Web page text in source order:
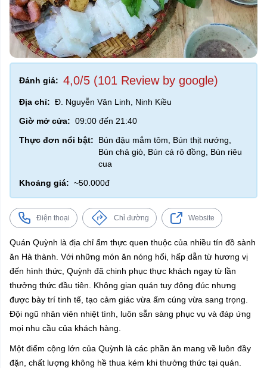
Đánh giá: 4,0/5 (101 Review by google)
Địa chỉ: Đ. Nguyễn Văn Linh, Ninh Kiều
Giờ mở cửa: 09:00 đến 21:40
Thực đơn nổi bật:
Bún đậu mắm tôm, Bún thịt nướng,
Bún chả giò, Bún cá rô đồng, Bún riêu
cua
Khoảng giá: ~50.000đ
Điện thoại Chỉ đường Website
Quán Quỳnh là địa chỉ ẩm thực quen thuộc của nhiều tín đồ sành
ăn Hà thành. Với những món ăn nóng hổi, hấp dẫn từ hương vị
đến hình thức, Quỳnh đã chinh phục thực khách ngay từ lần
thưởng thức đầu tiên. Không gian quán tuy đông đúc nhưng
được bày trí tinh tế, tạo cảm giác vừa ấm cúng vừa sang trọng.
Đội ngũ nhân viên nhiệt tình, luôn sẵn sàng phục vụ và đáp ứng
mọi nhu cầu của khách hàng.
Một điểm cộng lớn của Quỳnh là các phần ăn mang về luôn đầy
đặn, chất lượng không hề thua kém khi thưởng thức tại quán.